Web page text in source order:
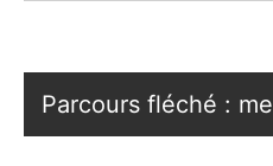
Parcours fléché :